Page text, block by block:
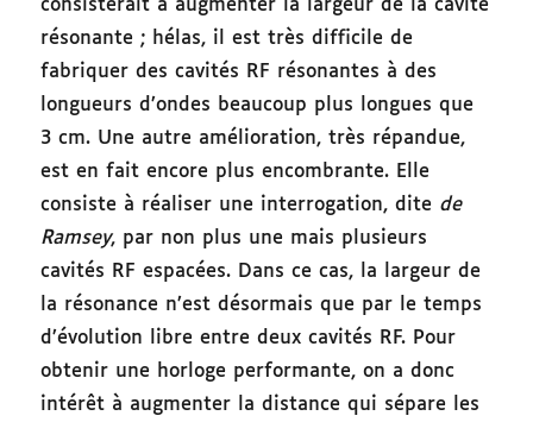
consisterait à augmenter la largeur de la cavité
résonante ; hélas, il est très difficile de
fabriquer des cavités RF résonantes à des
longueurs d’ondes beaucoup plus longues que
3 cm. Une autre amélioration, très répandue,
est en fait encore plus encombrante. Elle
consiste à réaliser une interrogation, dite de
Ramsey, par non plus une mais plusieurs
cavités RF espacées. Dans ce cas, la largeur de
la résonance n’est désormais que par le temps
d’évolution libre entre deux cavités RF. Pour
obtenir une horloge performante, on a donc
intérêt à augmenter la distance qui sépare les